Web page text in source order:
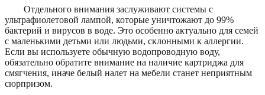
Отдельного внимания заслуживают системы с
ультрафиолетовой лампой, которые уничтожают до 99%
бактерий и вирусов в воде. Это особенно актуально для семей
с маленькими детьми или людьми, склонными к аллергии.
Если вы используете обычную водопроводную воду,
обязательно обратите внимание на наличие картриджа для
смягчения, иначе белый налет на мебели станет неприятным
сюрпризом.